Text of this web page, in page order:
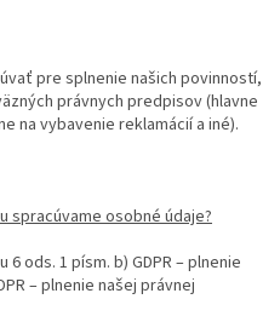
pre splnenie našich povinností,
právnych predpisov (hlavne
na vybavenie reklamácií a iné).
spracúvame osobné údaje?
ods. 1 písm. b) GDPR – plnenie
– plnenie našej právnej